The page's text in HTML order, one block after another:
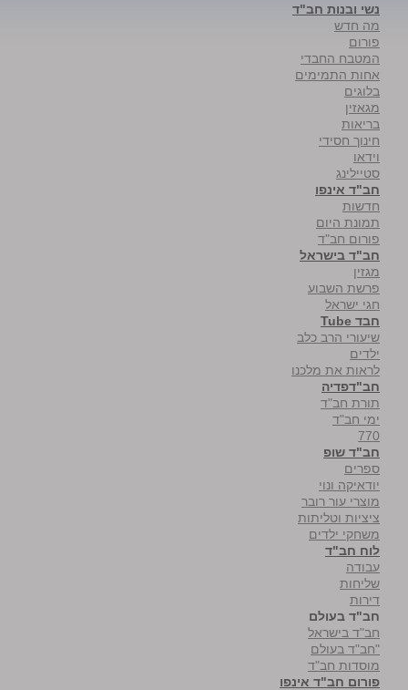
נשי ובנות חב"ד
מה חדש
פורום
המטבח החבדי
אחות התמימים
בלוגים
מגאזין
בריאות
חינוך חסידי
וידאו
סטיילינג
חב"ד אינפו
חדשות
תמונת היום
פורום חב"ד
חב"ד בישראל
מגזין
פרשת השבוע
חגי ישראל
חבד Tube
שיעורי הרב כלב
ילדים
לראות את מלכנו
חב"דפדיה
תורת חב"ד
ימי חב"ד
770
חב"ד שופ
ספרים
יודאיקה ונוי
מוצרי עור רובר
ציציות וטליתות
משחקי ילדים
לוח חב"ד
עבודה
שליחות
דירות
חב"ד בעולם
חב"ד בישראל
"חב"ד בעולם
מוסדות חב"ד
פורום חב"ד אינפו